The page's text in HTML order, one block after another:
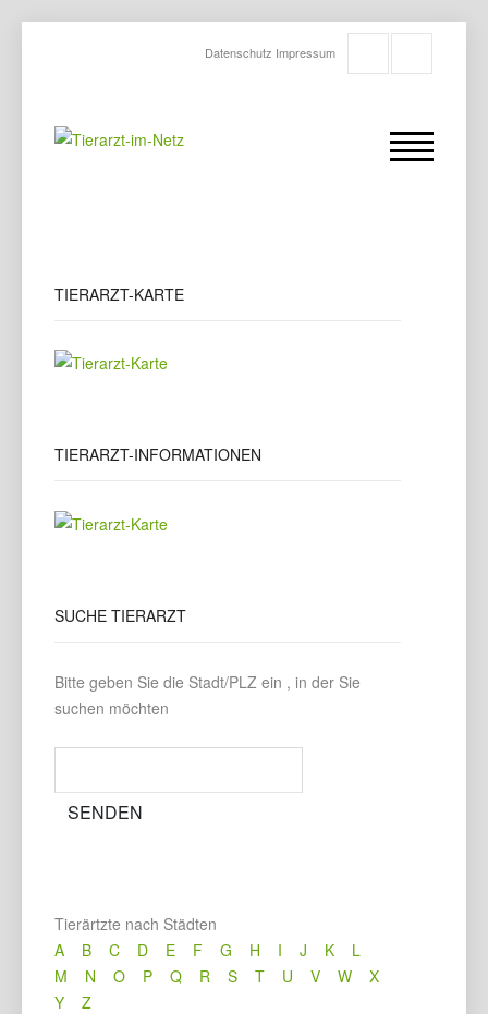
Datenschutz Impressum
TIERARZT-KARTE
TIERARZT-INFORMATIONEN
SUCHE TIERARZT
Bitte geben Sie die Stadt/PLZ ein , in der Sie
suchen möchten
Tierärtzte nach Städten
A
B C D E F G H I J K
L
M
N O P Q R S T U V W
X
Y
Z